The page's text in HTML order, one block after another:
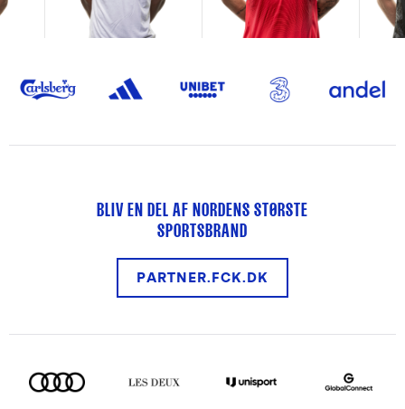
BLIV EN DEL AF NORDENS STØRSTE
SPORTSBRAND
PARTNER.FCK.DK